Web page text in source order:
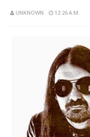
UNKNOWN 12:26 A.M.